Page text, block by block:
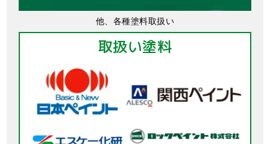
他、各種塗料取扱い
取扱い塗料